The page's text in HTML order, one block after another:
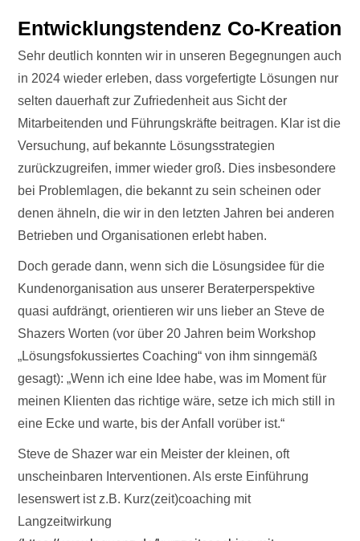
Entwicklungstendenz Co-Kreation
Sehr deutlich konnten wir in unseren Begegnungen auch
in 2024 wieder erleben, dass vorgefertigte Lösungen nur
selten dauerhaft zur Zufriedenheit aus Sicht der
Mitarbeitenden und Führungskräfte beitragen. Klar ist die
Versuchung, auf bekannte Lösungsstrategien
zurückzugreifen, immer wieder groß. Dies insbesondere
bei Problemlagen, die bekannt zu sein scheinen oder
denen ähneln, die wir in den letzten Jahren bei anderen
Betrieben und Organisationen erlebt haben.
Doch gerade dann, wenn sich die Lösungsidee für die
Kundenorganisation aus unserer Beraterperspektive
quasi aufdrängt, orientieren wir uns lieber an Steve de
Shazers Worten (vor über 20 Jahren beim Workshop
„Lösungsfokussiertes Coaching“ von ihm sinngemäß
gesagt): „Wenn ich eine Idee habe, was im Moment für
meinen Klienten das richtige wäre, setze ich mich still in
eine Ecke und warte, bis der Anfall vorüber ist.“
Steve de Shazer war ein Meister der kleinen, oft
unscheinbaren Interventionen. Als erste Einführung
lesenswert ist z.B. Kurz(zeit)coaching mit
Langzeitwirkung